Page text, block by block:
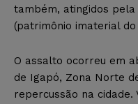
também, atingidos
(patrimônio imaterial do
O assalto ocorreu em
de Igapó, Zona Norte
repercussão na cidade.